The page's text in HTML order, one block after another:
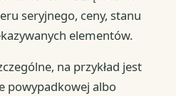
seryjnego, ceny, stanu
elementów.
na przykład jest
powypadkowej albo